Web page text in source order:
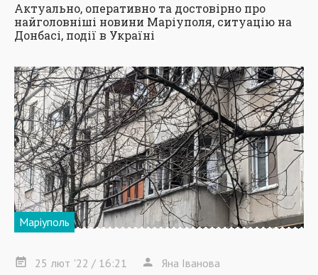
Актуально, оперативно та достовірно про
найголовніші новини Маріуполя, ситуацію на
Донбасі, події в Україні
Маріуполь
25 лют '22 / 16:21 Яна Іванова